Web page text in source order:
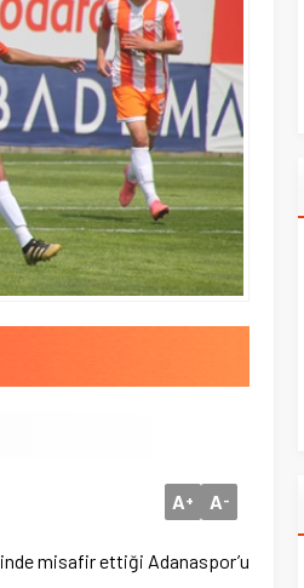
A+ A-
misafir ettiği Adanaspor’u